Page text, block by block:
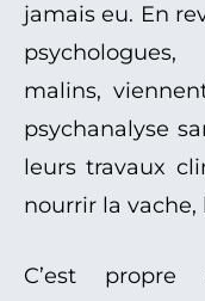
jamais eu. En
malins,
psychanalyse
leurs travaux
nourrir la vache,
C’est